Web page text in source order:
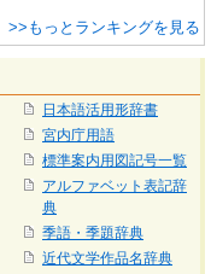
>>もっとランキングを見る
日本語活用形辞書
宮内庁用語
標準案内用図記号一覧
アルファベット表記辞
典
季語・季題辞典
近代文学作品名辞典